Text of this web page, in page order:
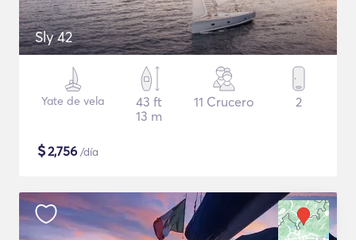
Sly 42
Yate de vela
43 ft
13 m
11 Crucero 2
$2,756 /día